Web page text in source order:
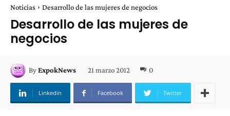
Noticias Desarrollo de las mujeres de negocios
Desarrollo de las mujeres de
negocios
ByExpokNews 21 marzo 2012 0
Linkedin Facebook Twitter